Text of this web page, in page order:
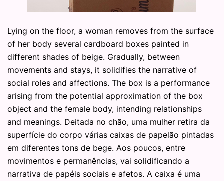
Lying on the floor, a woman removes from the surface
of her body several cardboard boxes painted in
different shades of beige. Gradually, between
movements and stays, it solidifies the narrative of
social roles and affections. The box is a performance
arising from the potential approximation of the box
object and the female body, intending relationships
and meanings. Deitada no chão, uma mulher retira da
superfície do corpo várias caixas de papelão pintadas
em diferentes tons de bege. Aos poucos, entre
movimentos e permanências, vai solidificando a
narrativa de papéis sociais e afetos. A caixa é uma